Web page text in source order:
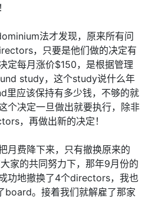
法才发现，原来所有问
，只要是他们做的决定有
定每月涨价$150，是根据管理
study，这个study说什么年
里应该保持有多少钱，不够的就
个决定一旦做出就要执行，除非
，再做出新的决定！
月费降下来，只有撤换原来的
家的共同努力下，那年9月份的
功地撤换了4个directors，我也
。接着我们就解雇了那家